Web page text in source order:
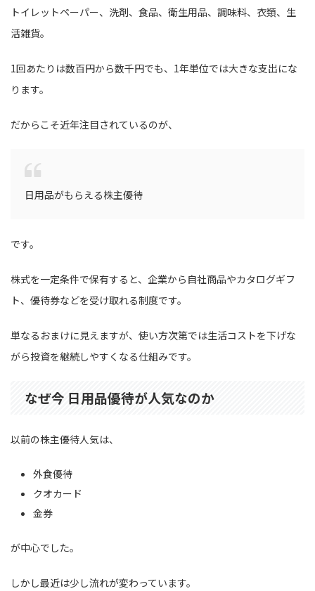
トイレットペーパー、洗剤、食品、衛生用品、調味料、衣類、生
活雑貨。
1回あたりは数百円から数千円でも、1年単位では大きな支出にな
ります。
だからこそ近年注目されているのが、
日用品がもらえる株主優待
です。
株式を一定条件で保有すると、企業から自社商品やカタログギフ
ト、優待券などを受け取れる制度です。
単なるおまけに見えますが、使い方次第では生活コストを下げな
がら投資を継続しやすくなる仕組みです。
なぜ今 日用品優待が人気なのか
以前の株主優待人気は、
外食優待
クオカード
金券
が中心でした。
しかし最近は少し流れが変わっています。